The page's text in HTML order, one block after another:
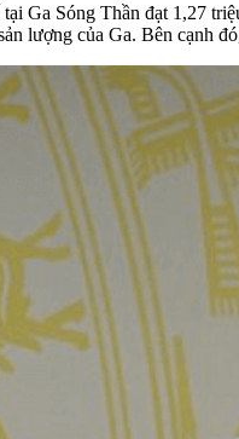
Ga Sóng Thần đạt 1,27
lượng của Ga. Bên cạnh